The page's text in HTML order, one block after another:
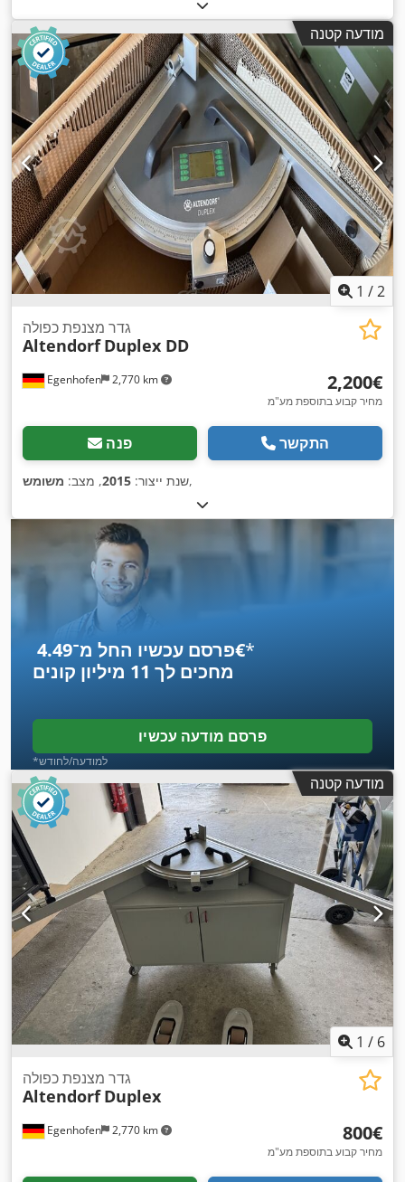
מודעה קטנה
1 /2
Egenhofen 2,770 km
גדר מצנפת כפולה
Altendorf Duplex DD
‏2,200 ‏€
מחיר קבוע בתוספת מע"מ
פנה התקשר
שנת ייצור: 2015, מצב: משומש ,
פרסם עכשיו החל מ־‏4.49 ‏€*
מחכים לך 11 מיליון קונים
פרסם מודעה עכשיו
*למודעה/לחודש
מודעה קטנה
1 / 6
Egenhofen 2,770 km
גדר מצנפת כפולה
Altendorf Duplex
‏800 ‏€
מחיר קבוע בתוספת מע"מ